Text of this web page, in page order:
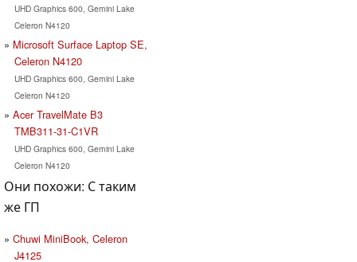
UHD Graphics 600, Gemini Lake
Celeron N4120
Microsoft Surface Laptop SE,
Celeron N4120
UHD Graphics 600, Gemini Lake
Celeron N4120
Acer TravelMate B3
TMB311-31-C1VR
UHD Graphics 600, Gemini Lake
Celeron N4120
Они похожи: С таким
же ГП
Chuwi MiniBook, Celeron
J4125